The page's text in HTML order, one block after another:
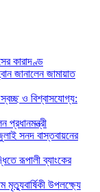
কারাদণ্ড
জানালেন জামায়াত
স্বচ্ছ ও বিশ্বাসযোগ্য:
সনদ বাস্তবায়নের
রূপালী ব্যাংকের
মৃত্যুবার্ষিকী উপলক্ষ্যে